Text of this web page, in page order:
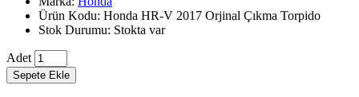
Ürün Kodu: Honda HR-V 2017 Orjinal Çıkma Torpido
Stok Durumu: Stokta var
Adet
Sepete Ekle